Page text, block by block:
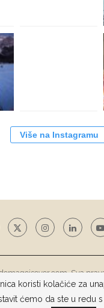
Više na Instagramu
Sva
web straniceTototohost
koristi kolačiće za
ćemo da ste u redu